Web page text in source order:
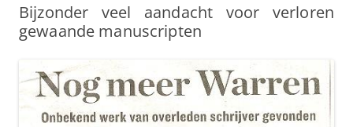
Bijzonder veel aandacht voor verloren
gewaande manuscripten